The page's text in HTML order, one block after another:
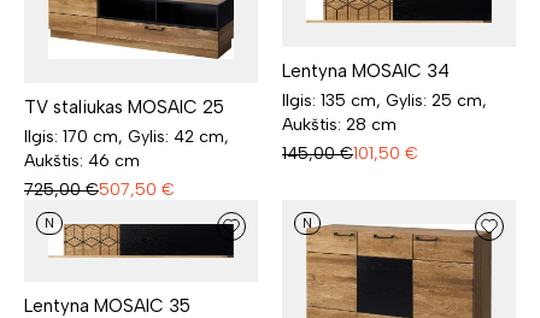
TV staliukas MOSAIC 25
Ilgis: 170 cm, Gylis: 42 cm,
Aukštis: 46 cm
725,00 €507,50 €
Lentyna MOSAIC 34
Ilgis: 135 cm, Gylis: 25 cm,
Aukštis: 28 cm
145,00 €101,50 €
N
Lentyna MOSAIC 35
N